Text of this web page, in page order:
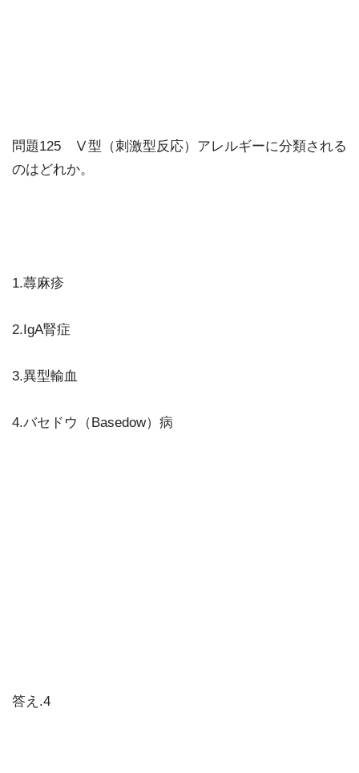
問題125 Ⅴ型（刺激型反応）アレルギーに分類される
のはどれか。
1.蕁麻疹
2.IgA腎症
3.異型輸血
4.バセドウ（Basedow）病
答え.4